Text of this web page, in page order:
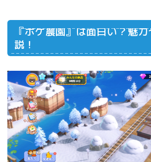
『ポケ農園』は面白い？魅
説！